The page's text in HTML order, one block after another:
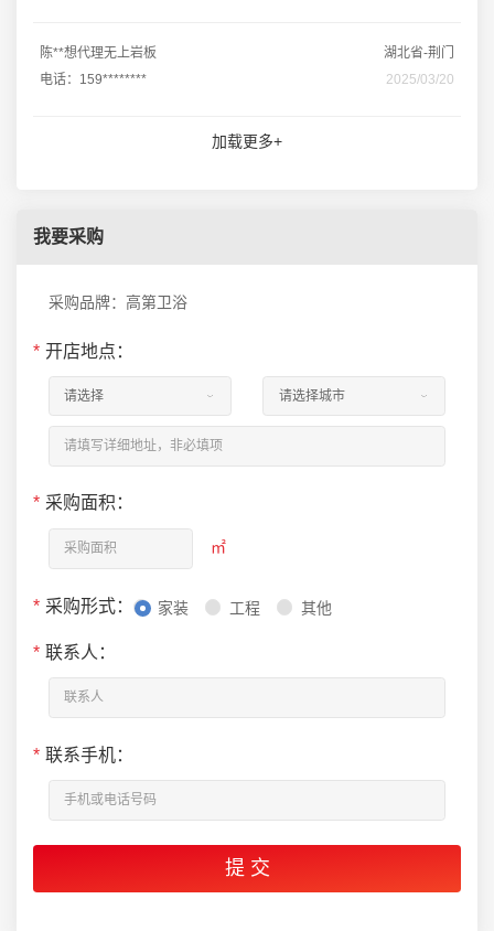
陈**想代理无上岩板
湖北省-荆门
电话：159********
2025/03/20
加载更多+
我要采购
采购品牌：高第卫浴
* 开店地点：
* 采购面积：
㎡
* 采购形式： 家装 工程 其他
* 联系人：
* 联系手机：